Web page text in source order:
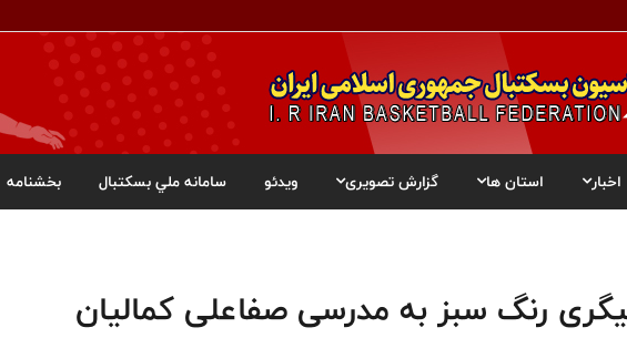
اخبار استان ها گزارش تصویری ویدئو سامانه ملي بسکتبال بخشنامه
رنگ سبز به مدرسی صفاعلی کمالیان